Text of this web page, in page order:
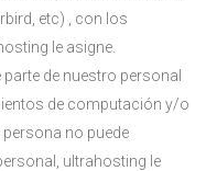
etc) , con los
le asigne.
de nuestro personal
de computación y/o
no puede
ultrahosting le